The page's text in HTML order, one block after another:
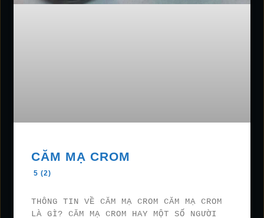
CĂM MẠ CROM
5 (2)
THÔNG TIN VỀ CĂM MẠ CROM CĂM MẠ CROM
LÀ GÌ? CĂM MẠ CROM HAY MỘT SỐ NGƯỜI